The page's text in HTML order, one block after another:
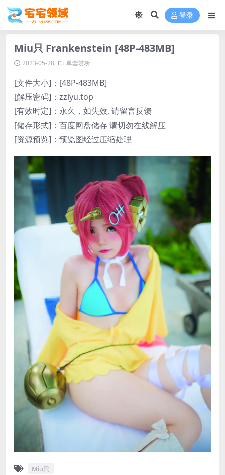
登录
Miu只 Frankenstein [48P-483MB]
2023-05-28 单套赏析
[文件大小]：[48P-483MB]
[解压密码]：zzlyu.top
[有效时定]：永久，如失效, 请留言反馈
[储存形式]：百度网盘储存 请切勿在线解压
[资源预览]：预览图经过压缩处理
Miu只